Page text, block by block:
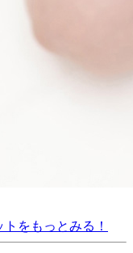
をもっとみる！